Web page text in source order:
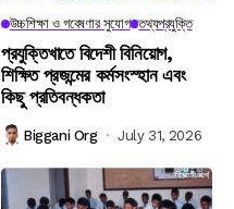
উচ্চশিক্ষা ও গবেষণার সুযোগ তথ্যপ্রযুক্তি
প্রযুক্তিখাতে বিদেশী বিনিয়োগ,
শিক্ষিত প্রজন্মের কর্মসংস্হান এবং
কিছু প্রতিবন্ধকতা
Biggani Org July 31, 2026